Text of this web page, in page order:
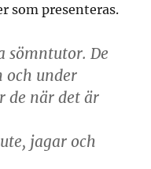
som presenteras.
sömntutor. De
och under
de när det är
jagar och